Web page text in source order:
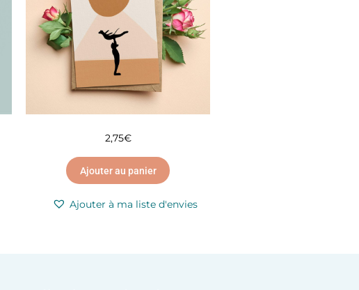
2,75€
Ajouter au panier
Ajouter à ma liste d'envies